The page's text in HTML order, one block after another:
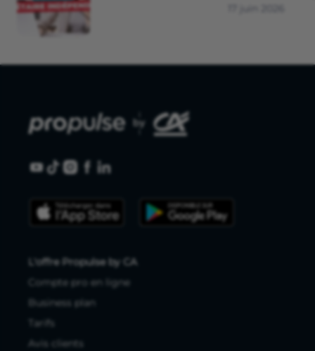
L'offre Propulse by CA
Compte pro en ligne
Business plan
Tarifs
Avis clients